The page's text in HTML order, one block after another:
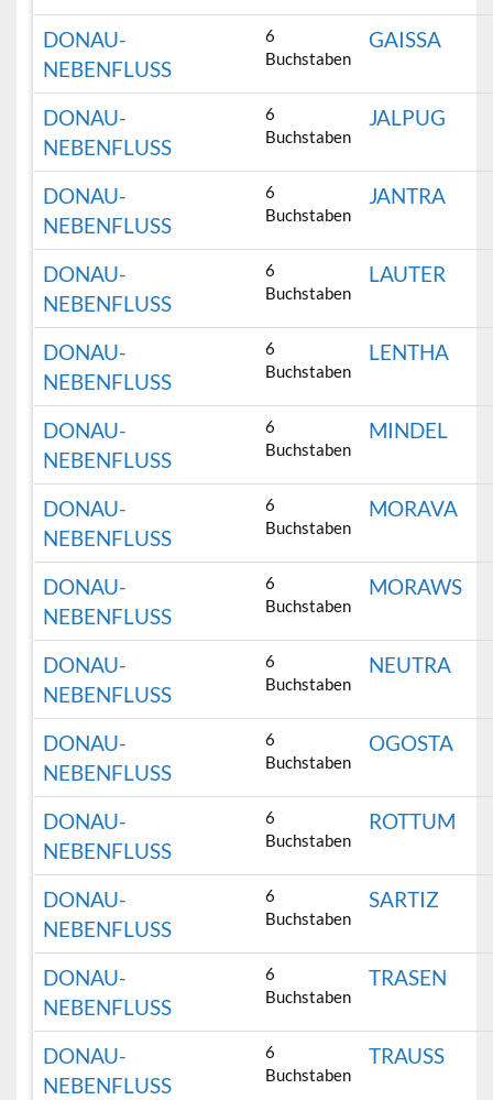
DONAU-
NEBENFLUSS
6
Buchstaben
GAISSA
DONAU-
NEBENFLUSS
6
Buchstaben
JALPUG
DONAU-
NEBENFLUSS
6
Buchstaben
JANTRA
DONAU-
NEBENFLUSS
6
Buchstaben
LAUTER
DONAU-
NEBENFLUSS
6
Buchstaben
LENTHA
DONAU-
NEBENFLUSS
6
Buchstaben
MINDEL
DONAU-
NEBENFLUSS
6
Buchstaben
MORAVA
DONAU-
NEBENFLUSS
6
Buchstaben
MORAWS
DONAU-
NEBENFLUSS
6
Buchstaben
NEUTRA
DONAU-
NEBENFLUSS
6
Buchstaben
OGOSTA
DONAU-
NEBENFLUSS
6
Buchstaben
ROTTUM
DONAU-
NEBENFLUSS
6
Buchstaben
SARTIZ
DONAU-
NEBENFLUSS
6
Buchstaben
TRASEN
DONAU-
NEBENFLUSS
6
Buchstaben
TRAUSS